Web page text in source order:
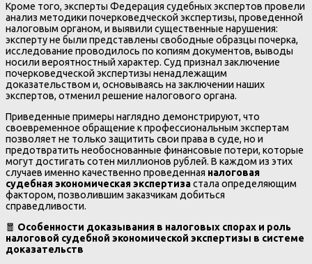
Кроме того, эксперты Федерация судебных экспертов провели
анализ методики почерковедческой экспертизы, проведенной
налоговым органом, и выявили существенные нарушения:
эксперту не были представлены свободные образцы почерка,
исследование проводилось по копиям документов, выводы
носили вероятностный характер. Суд признал заключение
почерковедческой экспертизы ненадлежащим
доказательством и, основываясь на заключении наших
экспертов, отменил решение налогового органа.
Приведенные примеры наглядно демонстрируют, что
своевременное обращение к профессиональным экспертам
позволяет не только защитить свои права в суде, но и
предотвратить необоснованные финансовые потери, которые
могут достигать сотен миллионов рублей. В каждом из этих
случаев именно качественно проведенная налоговая
судебная экономическая экспертизастала определяющим
фактором, позволившим заказчикам добиться
справедливости.
🧧 Особенности доказывания в налоговых спорах и роль
налоговой судебной экономической экспертизы в системе
доказательств